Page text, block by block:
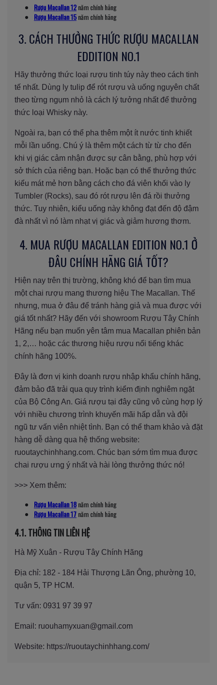
Rượu Macallan 12năm chính hãng
Rượu Macallan 15năm chính hãng
3. CÁCH THƯỞNG THỨC RƯỢU MACALLAN
EDDITION NO.1
Hãy thưởng thức loại rượu tinh túy này theo cách tinh
tế nhất. Dùng ly tulip để rót rượu và uống nguyên chất
theo từng ngụm nhỏ là cách lý tưởng nhất để thưởng
thức loại Whisky này.
Ngoài ra, bạn có thể pha thêm một ít nước tinh khiết
mỗi lần uống. Chú ý là thêm một cách từ từ cho đến
khi vị giác cảm nhận được sự cân bằng, phù hợp với
sở thích của riêng bạn. Hoặc bạn có thể thưởng thức
kiểu mát mẻ hơn bằng cách cho đá viên khối vào ly
Tumbler (Rocks), sau đó rót rượu lên đá rồi thưởng
thức. Tuy nhiên, kiểu uống này không đạt đến độ đậm
đà nhất vì nó làm nhạt vị giác và giảm hương thơm.
4. MUA RƯỢU MACALLAN EDITION NO.1 Ở
ĐÂU CHÍNH HÃNG GIÁ TỐT?
Hiện nay trên thị trường, không khó để bạn tìm mua
một chai rượu mang thương hiệu The Macallan. Thế
nhưng, mua ở đâu để tránh hàng giả và mua được với
giá tốt nhất? Hãy đến với showroom Rượu Tây Chính
Hãng nếu bạn muốn yên tâm mua Macallan phiên bản
1, 2,… hoặc các thương hiệu rượu nổi tiếng khác
chính hãng 100%.
Đây là đơn vị kinh doanh rượu nhập khẩu chính hãng,
đảm bảo đã trải qua quy trình kiểm định nghiêm ngặt
của Bộ Công An. Giá rượu tại đây cũng vô cùng hợp lý
với nhiều chương trình khuyến mãi hấp dẫn và đội
ngũ tư vấn viên nhiệt tình. Bạn có thể tham khảo và đặt
hàng dễ dàng qua hệ thống website:
ruoutaychinhhang.com. Chúc bạn sớm tìm mua được
chai rượu ưng ý nhất và hài lòng thưởng thức nó!
>>> Xem thêm:
Rượu Macallan 18năm chính hãng
Rượu Macallan 17năm chính hãng
4.1. THÔNG TIN LIÊN HỆ
Hà Mỹ Xuân - Rượu Tây Chính Hãng
Địa chỉ: 182 - 184 Hải Thượng Lãn Ông, phường 10,
quận 5, TP HCM.
Tư vấn: 0931 97 39 97
Email: ruouhamyxuan@gmail.com
Website: https://ruoutaychinhhang.com/